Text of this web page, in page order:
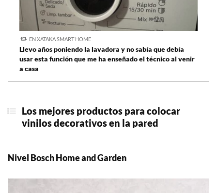
EN XATAKA SMART HOME
Llevo años poniendo la lavadora y no sabía que debía
usar esta función que me ha enseñado el técnico al venir
a casa
Los mejores productos para colocar
vinilos decorativos en la pared
Nivel Bosch Home and Garden